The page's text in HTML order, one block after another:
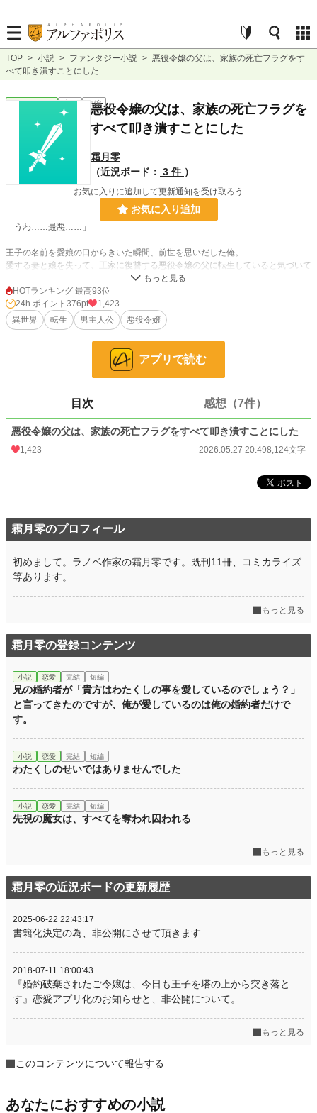
TOP > 小説 > ファンタジー小説 > 悪役令嬢の父は、家族の死亡フラグをす
べて叩き潰すことにした
ファンタジー 完結 短編
悪役令嬢の父は、家族の死亡フラグを
すべて叩き潰すことにした
霜月零
（近況ボード： 3 件 ）
お気に入りに追加して更新通知を受け取ろう
お気に入り追加
「うわ……最悪……」
王子の名前を愛娘の口からきいた瞬間、前世を思いだした俺。
愛する妻と娘を失って、王家に復讐する悪役令嬢の父に転生していると気づいて
気付いたなら、妻と娘の死亡フラグは破壊するよ。
まだ二人とも生きてるからね。
物語の通りになんて、させるか！
3,504 位 / 228,743 件
599 位 / 53,295 件
24h.ポイント
初回公開日時 2026.05.27 20:49
週間ポイント
月間ポイント 15,414 pt (3,044 位)
累計ポイント 84,107 pt (33,544 位)
HOTランキング 最高93位
24h.ポイント 376pt
1,423
異世界
転生 男主人公 悪役令嬢
アプリで読む
目次 感想（7件）
悪役令嬢の父は、家族の死亡フラグをすべて叩き潰すことにした
1,423 2026.05.27 20:498,124文字
霜月零のプロフィール
初めまして。ラノベ作家の霜月零です。既刊11冊、コミカライズ
等あります。
もっと見る
霜月零の登録コンテンツ
小説 恋愛 完結 短編
兄の婚約者が「貴方はわたくしの事を愛しているのでしょう？」
と言ってきたのですが、俺が愛しているのは俺の婚約者だけで
す。
小説 恋愛 完結 短編
わたくしのせいではありませんでした
小説 恋愛 完結 短編
先視の魔女は、すべてを奪われ囚われる
もっと見る
霜月零の近況ボードの更新履歴
2025-06-22 22:43:17
書籍化決定の為、非公開にさせて頂きます
2018-07-11 18:00:43
『婚約破棄されたご令嬢は、今日も王子を塔の上から突き落と
す』恋愛アプリ化のお知らせと、非公開について。
もっと見る
このコンテンツについて報告する
あなたにおすすめの小説